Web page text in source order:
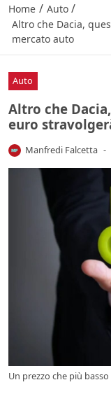
Home / Auto /
Altro che Dacia,
mercato auto
Auto
Altro che
euro
Manfredi Falcetta -
Un prezzo che più